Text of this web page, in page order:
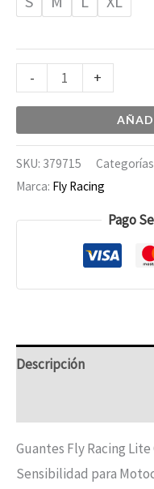
- +
SKU: 379715
Marca: Fly Racing
Pago
Descripción
Guantes Fly Racing
Sensibilidad para